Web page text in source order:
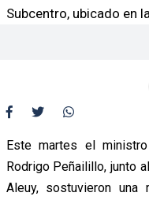
Subcentro, ubicado en
Este martes el
Rodrigo Peñailillo, junto
Aleuy, sostuvieron una